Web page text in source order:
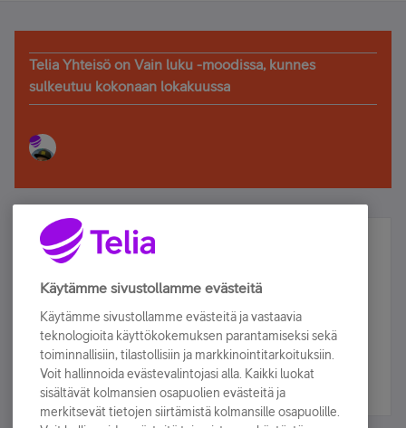
Telia Yhteisö on Vain luku -moodissa, kunnes
sulkeutuu kokonaan lokakuussa
Älä jää paitsi – osallistu ja voita!
Tilaa Telian uutiskirje ja olet mukana arvonnassa.
sähköpostiisi.
Tilaa nyt
Käytämme sivustollamme evästeitä
Käytämme sivustollamme evästeitä ja vastaavia
teknologioita käyttökokemuksen parantamiseksi sekä
toiminnallisiin, tilastollisiin ja markkinointitarkoituksiin.
Voit hallinnoida evästevalintojasi alla. Kaikki luokat
sisältävät kolmansien osapuolien evästeitä ja
merkitsevät tietojen siirtämistä kolmansille osapuolille.